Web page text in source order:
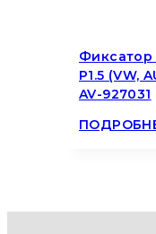
Фиксатор
P1.5 (VW,
AV-927031